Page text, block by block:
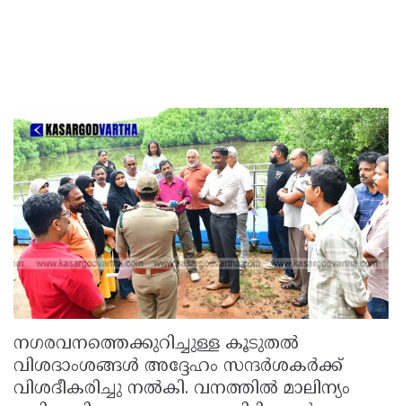
നഗരവനത്തെക്കുറിച്ചുള്ള കൂടുതൽ
വിശദാംശങ്ങൾ അദ്ദേഹം സന്ദർശകർക്ക്
വിശദീകരിച്ചു നൽകി. വനത്തിൽ മാലിന്യം